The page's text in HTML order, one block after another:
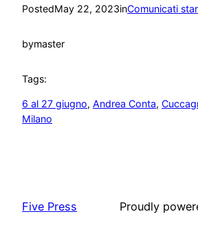
PostedMay 22, 2023inComunicati
bymaster
Tags:
6 al 27 giugno, Andrea Conta,
Milano
Five Press Proudly